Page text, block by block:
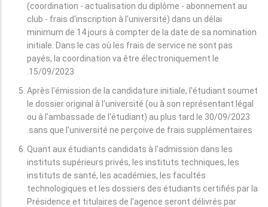
(coordination - actualisation du diplôme - abonnement au
club - frais d'inscription à l'université) dans un délai
minimum de 14 jours à compter de la date de sa nomination
initiale. Dans le cas où les frais de service ne sont pas
payés, la coordination va être électroniquement le
15/09/2023.
Après l'émission de la candidature initiale, l'étudiant soumet
le dossier original à l'université (ou à son représentant légal
ou à l'ambassade de l'étudiant) au plus tard le 30/09/2023
sans que l'université ne perçoive de frais supplémentaires.
Quant aux étudiants candidats à l'admission dans les
instituts supérieurs privés, les instituts techniques, les
instituts de santé, les académies, les facultés
technologiques et les dossiers des étudiants certifiés par la
Présidence et titulaires de l'agence seront délivrés par